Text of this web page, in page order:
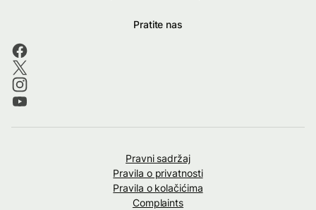
Pratite nas
Pravni sadržaj
Pravila o privatnosti
Pravila o kolačićima
Complaints